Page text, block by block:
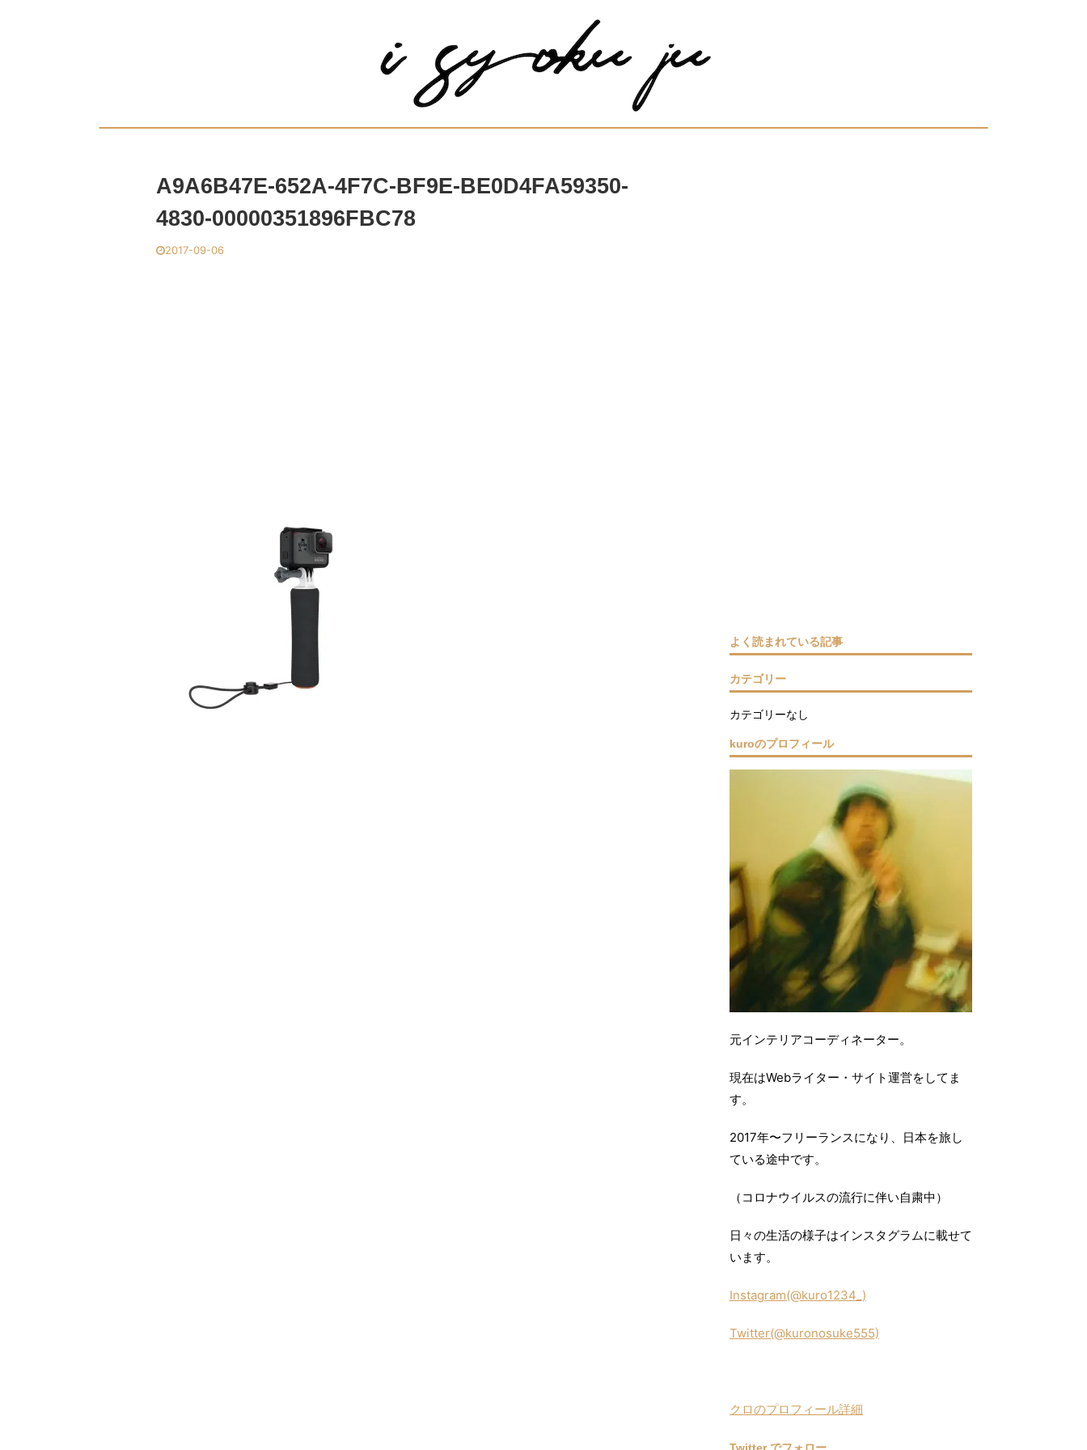
A9A6B47E-652A-4F7C-BF9E-BE0D4FA59350-
4830-00000351896FBC78
2017-09-06
よく読まれている記事
カテゴリー
カテゴリーなし
kuroのプロフィール
元インテリアコーディネーター。
現在はWebライター・サイト運営をしてま
す。
2017年〜フリーランスになり、日本を旅し
ている途中です。
（コロナウイルスの流行に伴い自粛中）
日々の生活の様子はインスタグラムに載せて
います。
Instagram(@kuro1234_)
Twitter(@kuronosuke555)
クロのプロフィール詳細